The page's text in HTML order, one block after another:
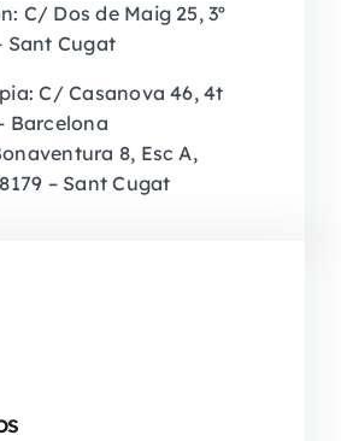
C/ Dos de Maig 25, 3º
Sant Cugat
C/ Casanova 46, 4t
Barcelona
8, Esc A,
– Sant Cugat